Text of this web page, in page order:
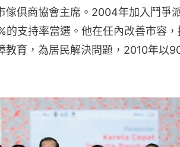
傢俱商協會主席。2004年加入鬥爭
的支持率當選。他在任內改善市容，
教育，為居民解決問題，2010年以